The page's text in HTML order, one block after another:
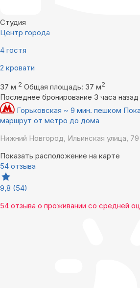
Студия
Центр города
4 гостя
2 кровати
37 м 2 Общая площадь: 37 м2
Последнее бронирование 3 часа назад
Горьковская ~ 9 мин. пешком
маршрут от метро до дома
Нижний Новгород, Ильинская улица, 79
Показать расположение на карте
54 отзыва
9,8 (54)
54 отзыва о проживании со средней